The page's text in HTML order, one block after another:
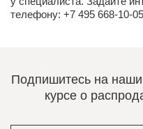
телефону: +7 495 668-10-
Подпишитесь на наши
курсе о